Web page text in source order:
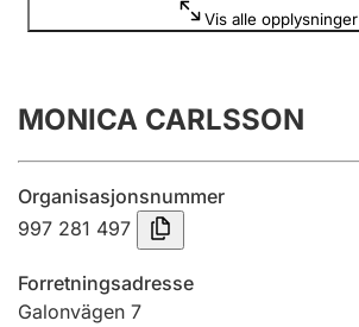
Årsregnskap
Innsending og forsinkelsesgebyr
Tinglysing
Vis alle opplysninger
MONICA CARLSSON
Organisasjonsnummer
997 281 497
Forretningsadresse
Galonvägen 7